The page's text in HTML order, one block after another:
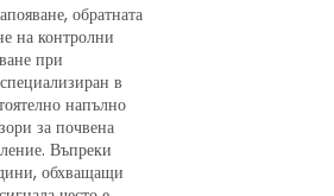
обратната
на контролни
при
в
напълно
за почвена
Въпреки
обхващащи